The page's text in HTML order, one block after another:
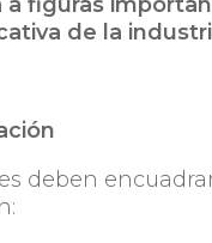
de la
deben